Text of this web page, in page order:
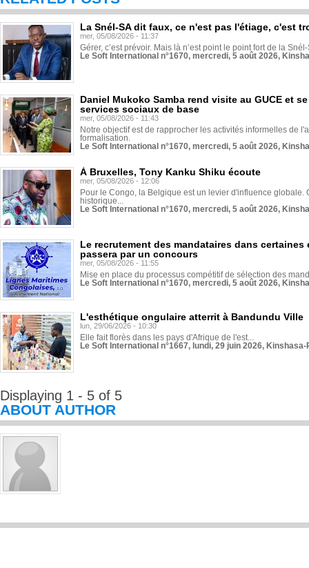
La Snél-SA dit faux, ce n'est pas l'étiage, c'est
mer, 05/08/2026 - 11:37
Gérer, c’est prévoir. Mais là n’est point le point fort de la
Le Soft International n°1670, mercredi, 5 août 2026,
Daniel Mukoko Samba rend visite au GUCE et
services sociaux de base
mer, 05/08/2026 - 11:43
Notre objectif est de rapprocher les activités informelles de
formalisation.
Le Soft International n°1670, mercredi, 5 août 2026,
À Bruxelles, Tony Kanku Shiku écoute
mer, 05/08/2026 - 12:06
Pour le Congo, la Belgique est un levier d'influence globale.
historique...
Le Soft International n°1670, mercredi, 5 août 2026,
Le recrutement des mandataires dans
passera par un concours
mer, 05/08/2026 - 11:55
Mise en place du processus compétitif de sélection des
Le Soft International n°1670, mercredi, 5 août 2026,
L'esthétique ongulaire atterrit à Bandundu Ville
lun, 29/06/2026 - 10:30
Elle fait florès dans les pays d'Afrique de l'est...
Le Soft International n°1667, lundi, 29 juin 2026,
Displaying 1 - 5 of 5
ABOUT AUTHOR